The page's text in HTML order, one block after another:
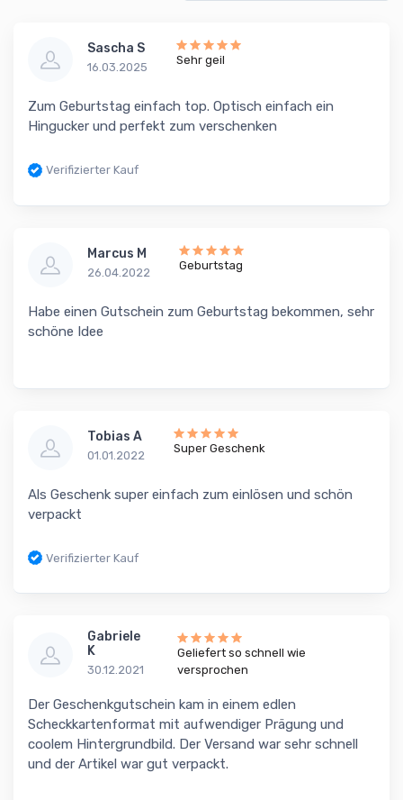
Sascha S
16.03.2025
Sehr geil
Zum Geburtstag einfach top. Optisch einfach ein
Hingucker und perfekt zum verschenken
Verifizierter Kauf
Marcus M
26.04.2022
Geburtstag
Habe einen Gutschein zum Geburtstag bekommen, sehr
schöne Idee
Tobias A
01.01.2022
Super Geschenk
Als Geschenk super einfach zum einlösen und schön
verpackt
Verifizierter Kauf
Gabriele
K
30.12.2021
Geliefert so schnell wie
versprochen
Der Geschenkgutschein kam in einem edlen
Scheckkartenformat mit aufwendiger Prägung und
coolem Hintergrundbild. Der Versand war sehr schnell
und der Artikel war gut verpackt.